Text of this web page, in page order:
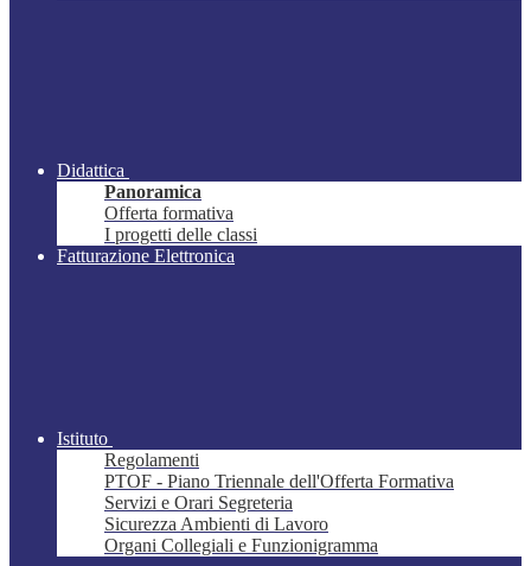
Didattica
Panoramica
Offerta formativa
I progetti delle classi
Fatturazione Elettronica
Istituto
Regolamenti
PTOF - Piano Triennale dell'Offerta Formativa
Servizi e Orari Segreteria
Sicurezza Ambienti di Lavoro
Organi Collegiali e Funzionigramma